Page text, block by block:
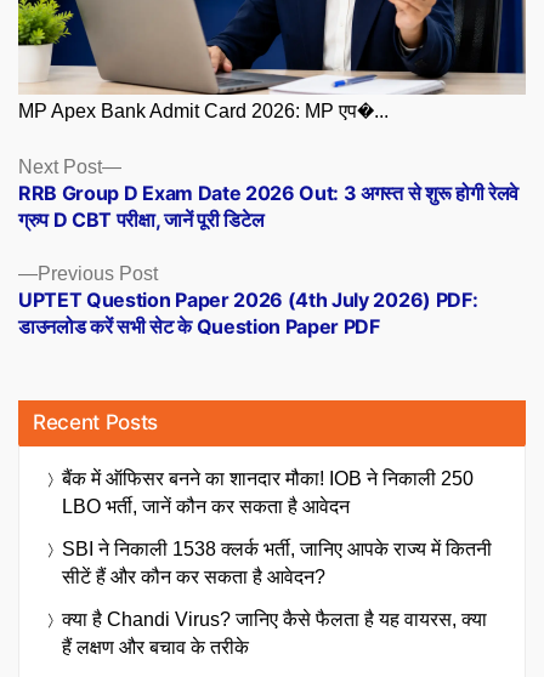
MP Apex Bank Admit Card 2026: MP एप�...
Posts
navigation
Previous PostPrevious
post:
UPTET Question Paper 2026 (4th July 2026) PDF:
डाउनलोड करें सभी सेट के Question Paper PDF
Next Post
Next
post:
RRB Group D Exam Date 2026 Out: 3 अगस्त से शुरू होगी रेलवे
ग्रुप D CBT परीक्षा, जानें पूरी डिटेल
Recent Posts
बैंक में ऑफिसर बनने का शानदार मौका! IOB ने निकाली 250
LBO भर्ती, जानें कौन कर सकता है आवेदन
SBI ने निकाली 1538 क्लर्क भर्ती, जानिए आपके राज्य में कितनी
सीटें हैं और कौन कर सकता है आवेदन?
क्या है Chandi Virus? जानिए कैसे फैलता है यह वायरस, क्या
हैं लक्षण और बचाव के तरीके